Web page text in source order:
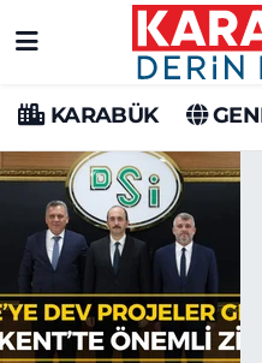
KARABÜK
Karabük Hava
Karabük Trafik
Süper Lig Puan
Tüm Manşetler